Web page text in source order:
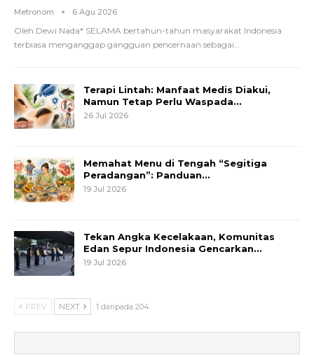
Metronom 6 Agu 2026
Oleh Dewi Nada* SELAMA bertahun-tahun masyarakat Indonesia
terbiasa menganggap gangguan pencernaan sebagai…
Terapi Lintah: Manfaat Medis Diakui,
Namun Tetap Perlu Waspada…
26 Jul 2026
Memahat Menu di Tengah “Segitiga
Peradangan”: Panduan…
19 Jul 2026
Tekan Angka Kecelakaan, Komunitas
Edan Sepur Indonesia Gencarkan…
19 Jul 2026
PREV NEXT 1 daripada 204